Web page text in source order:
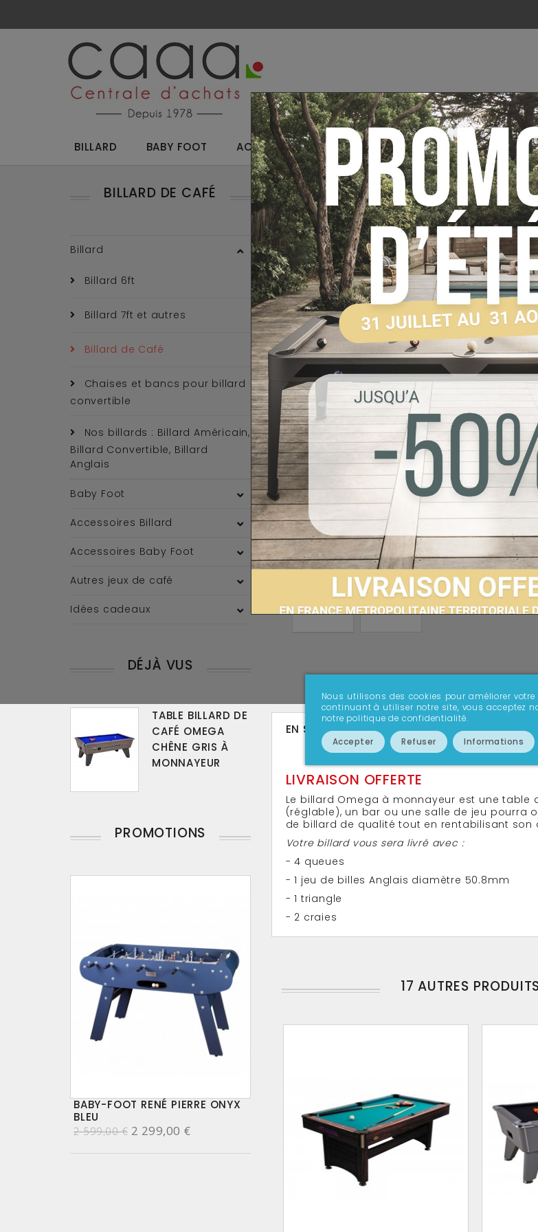
Nous utilisons des cookies pour améliorer
continuant à utiliser notre site, vous acceptez
notre politique de confidentialité.
Accepter Refuser Informations
BILLARD BABY FOOT ACCESSOIRES BILLARD ACCESSOIRES BABY FOOT
BILLARD DE CAFÉ
Billard
Billard 6ft
Billard 7ft et autres
Billard de Café
Chaises et bancs pour billard
convertible
Nos billards : Billard Américain,
Billard Convertible, Billard
Anglais
Baby Foot
Accessoires Billard
Accessoires Baby Foot
Autres jeux de café
Idées cadeaux
DÉJÀ VUS
TABLE BILLARD DE
CAFÉ OMEGA
CHÊNE GRIS À
MONNAYEUR
PROMOTIONS
BABY-FOOT RENÉ PIERRE ONYX
BLEU
2 599,00 € 2 299,00 €
Retour Billard Billard de Café
PAYEZ EN 4X SANS FRAIS !
EN SAVOIR PLUS FICHE TECHNIQUE
LIVRAISON OFFERTE
Le billard Omega à monnayeur est une
(réglable), un bar ou une salle de jeu pourra
de billard de qualité tout en rentabilisant son
Votre billard vous sera livré avec :
- 4 queues
- 1 jeu de billes Anglais diamètre 50.8mm
- 1 triangle
- 2 craies
17 AUTRES